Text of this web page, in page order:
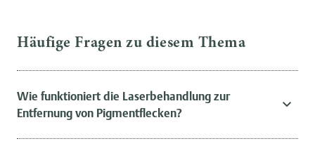
Häufige Fragen zu diesem Thema
Wie funktioniert die Laserbehandlung zur
Entfernung von Pigmentflecken?